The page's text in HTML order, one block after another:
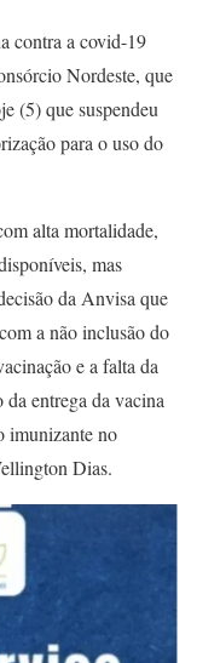
contra a covid-19
Nordeste, que
(5) que suspendeu
para o uso do
alta mortalidade,
mas
da Anvisa que
a não inclusão do
e a falta da
entrega da vacina
imunizante no
Dias.